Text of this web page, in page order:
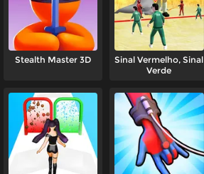
Stealth Master 3D
Sinal Vermelho, Sinal
Verde